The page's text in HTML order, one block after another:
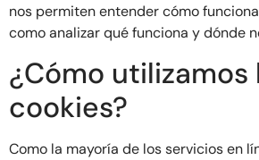
nos permiten entender cómo
como analizar qué funciona y dónde
¿Cómo utilizamos
cookies?
Como la mayoría de los servicios en